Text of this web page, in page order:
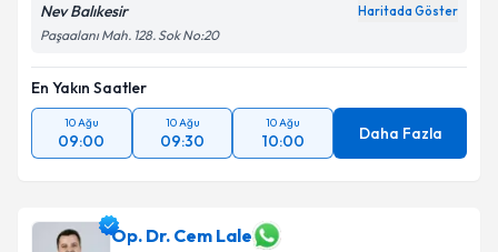
Nev Balıkesir Haritada Göster
Paşaalanı Mah. 128. Sok No:20
En Yakın Saatler
10 Ağu
09:00
10 Ağu
09:30
10 Ağu
10:00 Daha Fazla
Op. Dr. Cem Lale